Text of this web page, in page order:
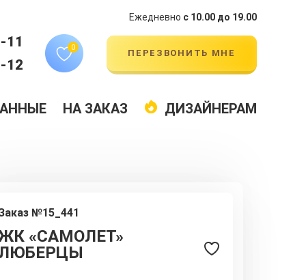
Ежедневно с 10.00 до 19.00
11
12
0
ПЕРЕЗВОНИТЬ МНЕ
НА ЗАКАЗ ДИЗАЙНЕРАМ
№15_441
«САМОЛЕТ»